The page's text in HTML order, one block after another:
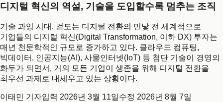
디지털 혁신의 역설, 기술을 도입할수록 멈추는 조직
기술 과잉 시대, 겉도는 디지털 전환의 민낯 전 세계적으로
기업들의 디지털 혁신(Digital Transformation, 이하 DX) 투자는
매년 천문학적인 규모로 증가하고 있다. 클라우드 컴퓨팅,
빅데이터, 인공지능(AI), 사물인터넷(IoT) 등 첨단 기술이 경영의
화두가 되면서, 거의 모든 기업이 생존을 위해 디지털 전환을
최우선 과제로 내세우고 있는 상황이다.
이태민 기자입력 2026년 3월 11일수정 2026년 8월 7일